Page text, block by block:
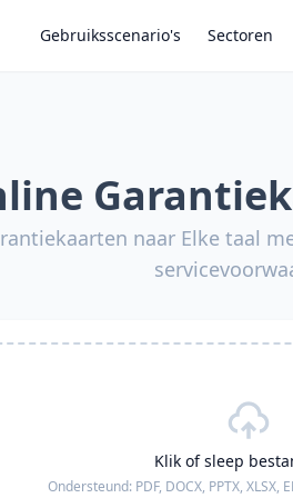
Gebruiksscenario's Sectoren
naar Elke taal
Klik of sleep
Ondersteund: PDF, DOCX, PPTX, XLSX,